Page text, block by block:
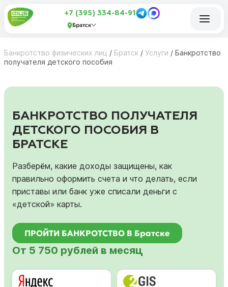
+7 (395) 334-84-91
Братск
Банкротство физических лиц / Братск / Услуги / Банкротство
получателя детского пособия
БАНКРОТСТВО ПОЛУЧАТЕЛЯ
ДЕТСКОГО ПОСОБИЯ В
БРАТСКЕ
Разберём, какие доходы защищены, как
правильно оформить счета и что делать, если
приставы или банк уже списали деньги с
«детской» карты.
ПРОЙТИ БАНКРОТСТВО В Братске
От 5 750 рублей в месяц